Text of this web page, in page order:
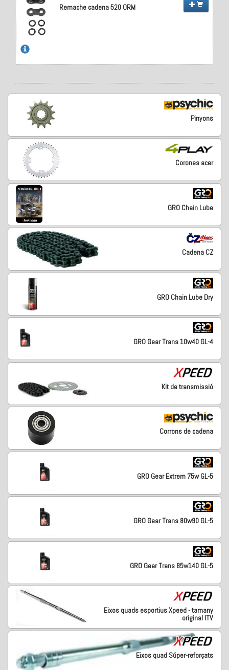
Remache cadena 520 ORM
Pinyons
Corones acer
GRO Chain Lube
Cadena CZ
GRO Chain Lube Dry
GRO Gear Trans 10w40 GL-4
Kit de transmissió
Corrons de cadena
GRO Gear Extrem 75w GL-5
GRO Gear Trans 80w90 GL-5
GRO Gear Trans 85w140 GL-5
Eixos quads esportius Xpeed - tamany
original ITV
Eixos quad Súper-reforçats